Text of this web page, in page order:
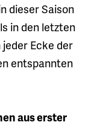
dieser Saison
in den letzten
jeder Ecke der
entspannten
aus erster